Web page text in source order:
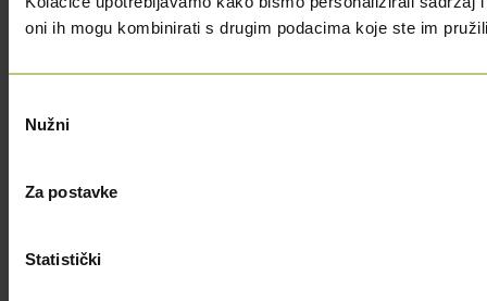
oni ih mogu kombinirati s drugim podacima koje ste im
pristanka
Nužni
Za postavke
Statistički